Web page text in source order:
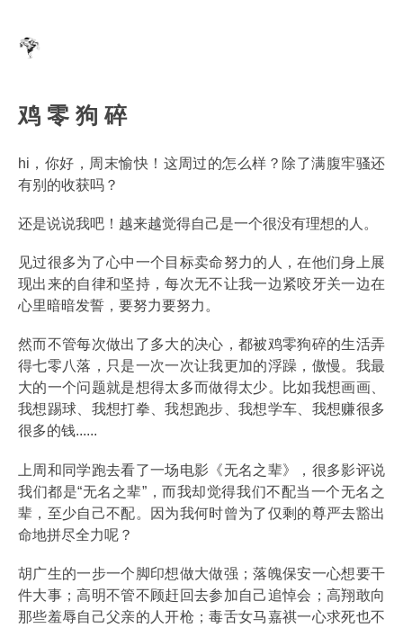
鸡 零 狗 碎
hi，你好，周末愉快！这周过的怎么样？除了满腹牢骚还
有别的收获吗？
还是说说我吧！越来越觉得自己是一个很没有理想的人。
见过很多为了心中一个目标卖命努力的人，在他们身上展
现出来的自律和坚持，每次无不让我一边紧咬牙关一边在
心里暗暗发誓，要努力要努力。
然而不管每次做出了多大的决心，都被鸡零狗碎的生活弄
得七零八落，只是一次一次让我更加的浮躁，傲慢。我最
大的一个问题就是想得太多而做得太少。比如我想画画、
我想踢球、我想打拳、我想跑步、我想学车、我想赚很多
很多的钱......
上周和同学跑去看了一场电影《无名之辈》，很多影评说
我们都是“无名之辈”，而我却觉得我们不配当一个无名之
辈，至少自己不配。因为我何时曾为了仅剩的尊严去豁出
命地拼尽全力呢？
胡广生的一步一个脚印想做大做强；落魄保安一心想要干
件大事；高明不管不顾赶回去参加自己追悼会；高翔敢向
那些羞辱自己父亲的人开枪；毒舌女马嘉祺一心求死也不